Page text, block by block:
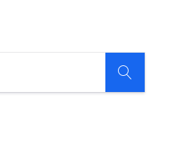
SEARCH